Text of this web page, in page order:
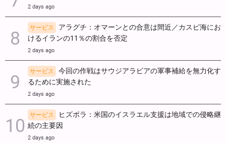
2 days ago
サービス
アラグチ：オマーンとの合意は間近／カスピ海にお
けるイランの11％の割合を否定
2 days ago
サービス
今回の作戦はサウジアラビアの軍事補給を無力化す
るために実施された
2 days ago
サービス
ヒズボラ：米国のイスラエル支援は地域での侵略継
続の主要因
2 days ago